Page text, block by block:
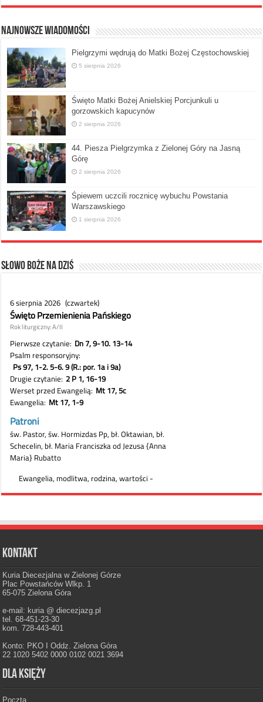
Najnowsze Wiadomości
Pielgrzymi wędrują do Matki Bożej Częstochowskiej
5 sierpnia 2026
Święto Matki Bożej Anielskiej Porcjunkuli u
gorzowskich kapucynów
2 sierpnia 2026
44. Piesza Pielgrzymka z Zielonej Góry na Jasną
Górę
2 sierpnia 2026
Śpiewem uczcili rocznicę wybuchu Powstania
Warszawskiego
1 sierpnia 2026
Słowo Boże na dziś
Kontakt
Kuria Diecezjalna w Zielonej Górze
Plac Powstańców Wlkp. 1
65-075 Zielona Góra
e-mail: kuria @ diecezjazg.pl
tel. 68-451-23-30
kom. 728-443-401
Konto: PKO I Oddz. Zielona Góra
22 1020 5402 0000 0102 0021 3694
Dla księży
Poczta